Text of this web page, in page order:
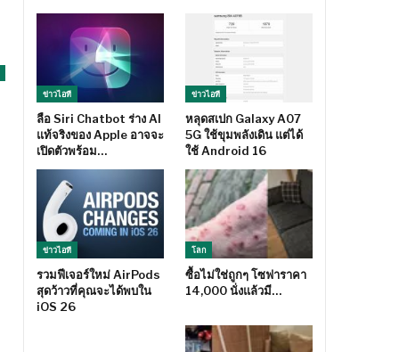
ข่าวไอที
ลือ Siri Chatbot ร่าง AI
แท้จริงของ Apple อาจจะ
เปิดตัวพร้อม…
ข่าวไอที
หลุดสเปก Galaxy A07
5G ใช้ขุมพลังเดิน แต่ได้
ใช้ Android 16
ข่าวไอที
รวมฟีเจอร์ใหม่ AirPods
สุดว้าวที่คุณจะได้พบใน
iOS 26
โลก
ซื้อไม่ใช่ถูกๆ โซฟาราคา
14,000 นั่งแล้วมี…